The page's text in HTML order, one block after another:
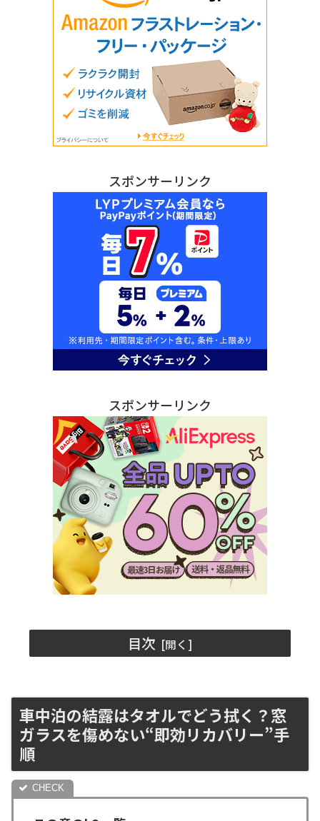
スポンサーリンク
スポンサーリンク
目次
車中泊の結露はタオルでどう拭く？窓
ガラスを傷めない“即効リカバリー”手
順